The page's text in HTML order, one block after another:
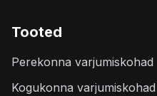
Tooted
Perekonna varjumiskohad
Kogukonna varjumiskohad